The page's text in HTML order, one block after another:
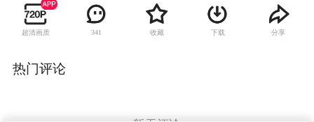
定、果敢坚强的中共战士。
超清画质 341 收藏 下载 分享
热门评论